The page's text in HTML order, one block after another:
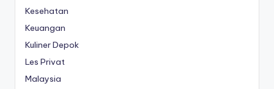
Kesehatan
Keuangan
Kuliner Depok
Les Privat
Malaysia